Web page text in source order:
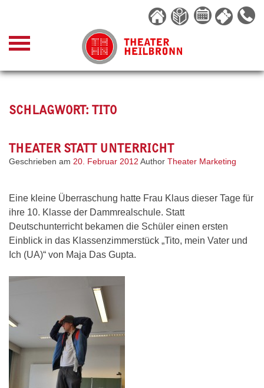
content
SCHLAGWORT: TITO
THEATER STATT UNTERRICHT
Geschrieben am 20. Februar 2012 Author Theater Marketing
Eine kleine Überraschung hatte Frau Klaus dieser Tage für
ihre 10. Klasse der Dammrealschule. Statt
Deutschunterricht bekamen die Schüler einen ersten
Einblick in das Klassenzimmerstück „Tito, mein Vater und
Ich (UA)“ von Maja Das Gupta.